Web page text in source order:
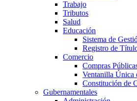
Trabajo
Tributos
Salud
Educación
Sistema de
Registro de
Comercio
Compras
Ventanilla Única
Constitución de
Gubernamentales